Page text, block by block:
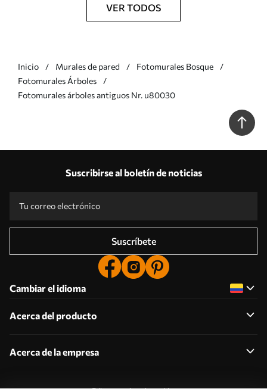
VER TODOS
Inicio Murales de pared
Fotomurales Bosque
Fotomurales Árboles
Fotomurales árboles antiguos Nr. u80030
Suscribirse al boletín de noticias
Suscríbete
Cambiar el idioma
Acerca del producto
Acerca de la empresa